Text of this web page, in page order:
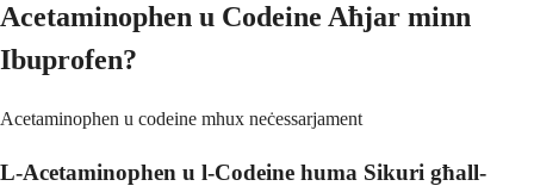
Acetaminophen u Codeine Aħjar minn
Ibuprofen?
Acetaminophen u codeine mhux neċessarjament
L-Acetaminophen u l-Codeine huma Sikuri għall-